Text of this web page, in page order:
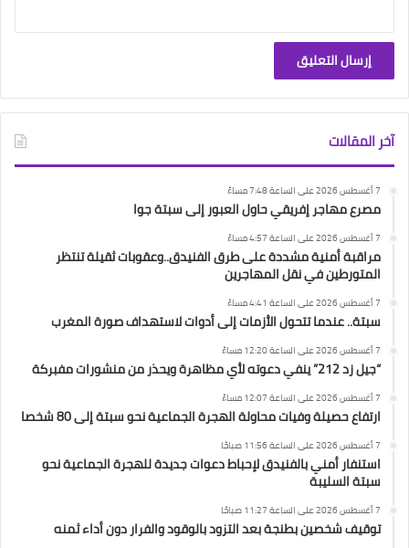
آخر المقالات
7 أغسطس 2026 على الساعة 7:48 مساءً
مصرع مهاجر إفريقي حاول العبور إلى سبتة جوا
7 أغسطس 2026 على الساعة 4:57 مساءً
مراقبة أمنية مشددة على طرق الفنيدق..وعقوبات ثقيلة تنتظر
المتورطين في نقل المهاجرين
7 أغسطس 2026 على الساعة 4:41 مساءً
سبتة.. عندما تتحول الأزمات إلى أدوات لاستهداف صورة المغرب
7 أغسطس 2026 على الساعة 12:20 مساءً
“جيل زد 212” ينفي دعوته لأي مظاهرة ويحذر من منشورات مفبركة
7 أغسطس 2026 على الساعة 12:07 مساءً
ارتفاع حصيلة وفيات محاولة الهجرة الجماعية نحو سبتة إلى 80 شخصا
7 أغسطس 2026 على الساعة 11:56 صباحًا
استنفار أمني بالفنيدق لإحباط دعوات جديدة للهجرة الجماعية نحو
سبتة السليبة
7 أغسطس 2026 على الساعة 11:27 صباحًا
توقيف شخصين بطنجة بعد التزود بالوقود والفرار دون أداء ثمنه